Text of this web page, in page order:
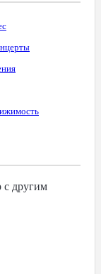
с другим